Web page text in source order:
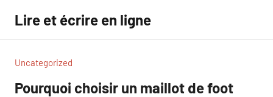
contenu
Lire et écrire en ligne
Uncategorized
Pourquoi choisir un maillot de foot